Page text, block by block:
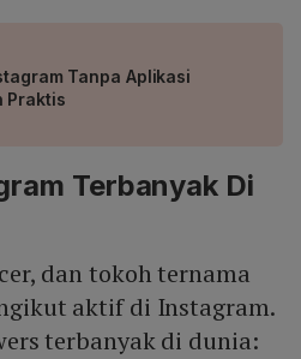
Tanpa Aplikasi
Praktis
Terbanyak Di
dan tokoh ternama
aktif di Instagram.
terbanyak di dunia: